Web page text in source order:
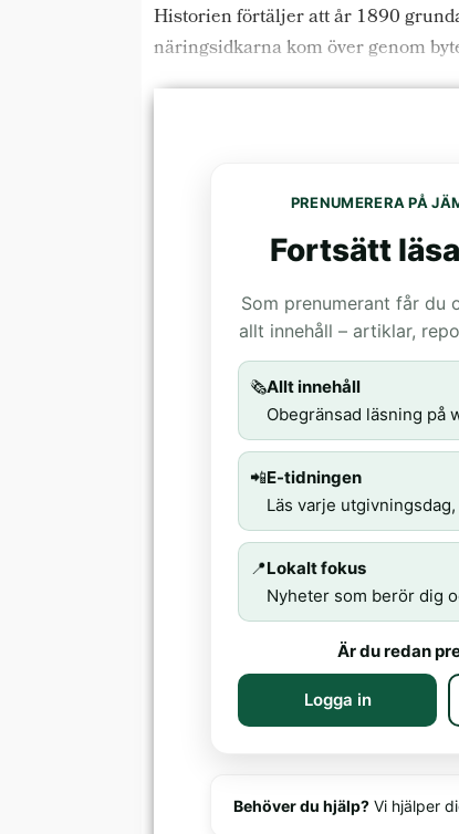
Historien förtäljer att år 1890
näringsidkarna kom över genom
PRENUMERERA PÅ
Fortsätt
Som prenumerant får du
allt innehåll – artiklar,
🗞️Allt innehåll
Obegränsad läsning på
📲E-tidningen
Läs varje utgivningsdag,
📍Lokalt fokus
Nyheter som berör dig
Är du redan
Logga in
Behöver du hjälp? Vi hjälper